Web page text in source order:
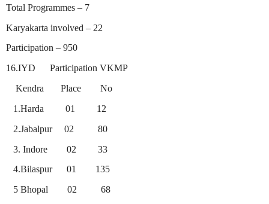
Total Programmes – 7
Karyakarta involved – 22
Participation – 950
16.IYD
Participation VKMP
Kendra
Place
No
1.Harda
01
12
2.Jabalpur
02
80
3. Indore
02
33
4.Bilaspur
01
135
5 Bhopal
02
68